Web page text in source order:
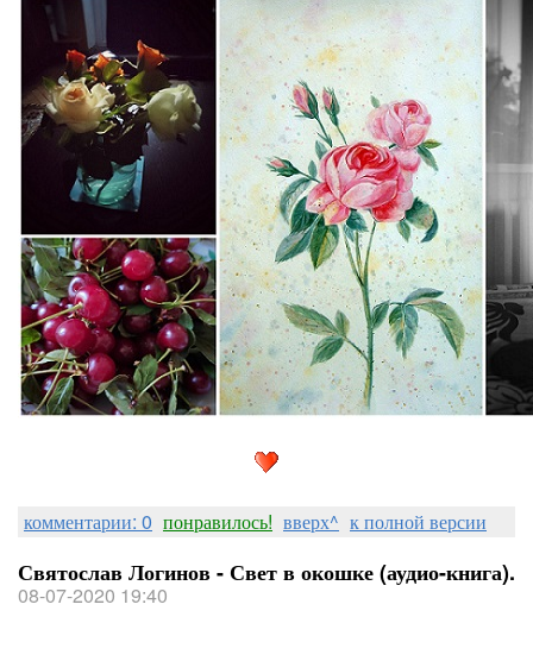
комментарии: 0 понравилось! вверх^ к полной версии
Святослав Логинов - Свет в окошке (аудио-книга).
08-07-2020 19:40